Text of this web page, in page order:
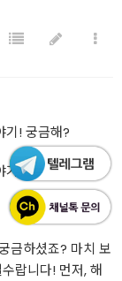
기! 궁금해?
기! 궁금해?
금하셨죠? 마치 보
랍니다! 먼저, 해